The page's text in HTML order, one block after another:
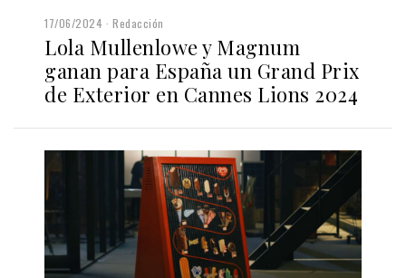
17/06/2024 Redacción
Lola Mullenlowe y Magnum
ganan para España un Grand Prix
de Exterior en Cannes Lions 2024